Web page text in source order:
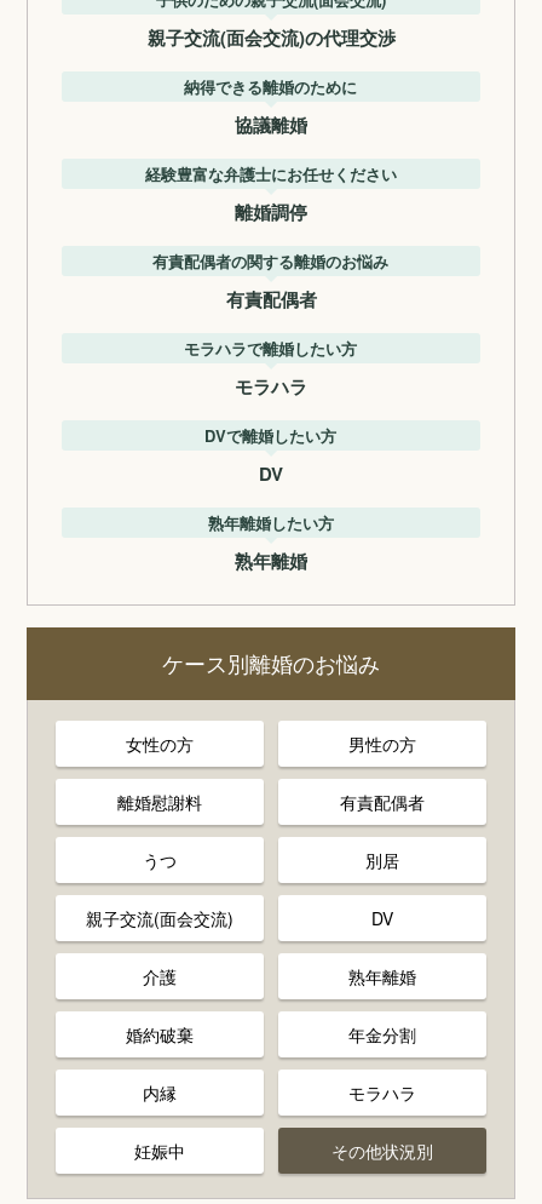
親子交流(面会交流)の代理交渉
納得できる離婚のために
協議離婚
経験豊富な弁護士にお任せください
離婚調停
有責配偶者の関する離婚のお悩み
有責配偶者
モラハラで離婚したい方
モラハラ
DVで離婚したい方
DV
熟年離婚したい方
熟年離婚
ケース別離婚のお悩み
女性の方 男性の方
離婚慰謝料 有責配偶者
うつ 別居
親子交流(面会交流) DV
介護 熟年離婚
婚約破棄 年金分割
内縁 モラハラ
妊娠中 その他状況別